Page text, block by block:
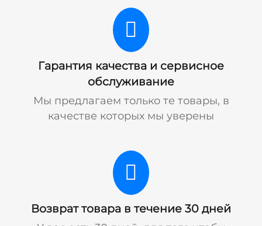
Гарантия качества и сервисное
обслуживание
Мы предлагаем только те товары, в
качестве которых мы уверены
Возврат товара в течение 30 дней